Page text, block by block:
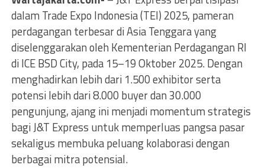
dalam Trade Expo Indonesia (TEI) 2025, pameran
perdagangan terbesar di Asia Tenggara yang
diselenggarakan oleh Kementerian Perdagangan RI
di ICE BSD City, pada 15–19 Oktober 2025. Dengan
menghadirkan lebih dari 1.500 exhibitor serta
potensi lebih dari 8.000 buyer dan 30.000
pengunjung, ajang ini menjadi momentum strategis
bagi J&T Express untuk memperluas pangsa pasar
sekaligus membuka peluang kolaborasi dengan
berbagai mitra potensial.